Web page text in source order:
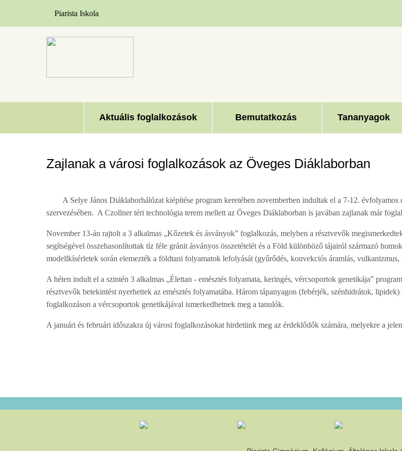
Piarista Iskola
Aktuális foglalkozások Bemutatkozás Tananyagok
Zajlanak a városi foglalkozások az Öveges Diáklaborban
A Selye János Diáklaborhálózat kiépítése program keretében novemberben indultak el a 7-12.
szervezésében. A Czollner téri technológia terem mellett az Öveges Diáklaborban is javában zajlanak már
November 13-án rajtolt a 3 alkalmas „Kőzetek és ásványok” foglalkozás, melyben a résztvevők
segítségével összehasonlítottak tíz féle gránit ásványos összetételét és a Föld különböző tájairól származó
modellkísérletek során elemezték a földtani folyamatok lefolyását (gyűrődés, konvekciós áramlás,
A héten indult el a szintén 3 alkalmas „Élettan - emésztés folyamata, keringés, vércsoportok genetikája”
résztvevők betekintést nyerhettek az emésztés folyamatába. Három tápanyagon (fehérjék, szénhidrátok,
foglalkozáson a vércsoportok genetikájával ismerkedhetnek meg a tanulók.
A januári és februári időszakra új városi foglalkozásokat hirdetünk meg az érdeklődők számára, melyekre a